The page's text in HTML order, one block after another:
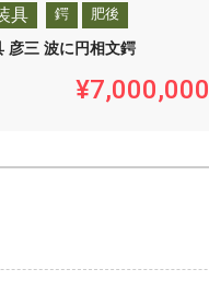
具 鍔 肥後
彦三 波に円相文鍔
¥7,000,000